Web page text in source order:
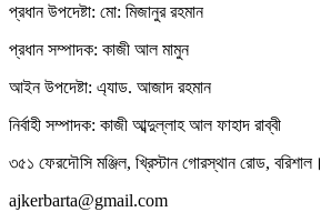
প্রধান উপদেষ্টা: মো: মিজানুর রহমান
প্রধান সম্পাদক: কাজী আল মামুন
আইন উপদেষ্টা: এ্যাড. আজাদ রহমান
নির্বাহী সম্পাদক: কাজী আব্দুল্লাহ আল ফাহাদ রাব্বী
৩৫১ ফেরদৌসি মঞ্জিল, খ্রিস্টান গোরস্থান রোড, বরিশাল।
ajkerbarta@gmail.com